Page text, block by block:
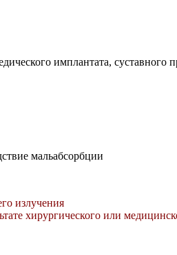
имплантата, суставного
мальабсорбции
излучения
хирургического или